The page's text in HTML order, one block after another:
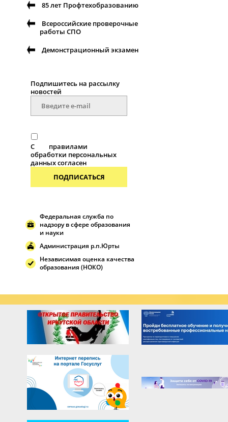
85 лет Профтехобразованию
Всероссийские проверочные
работы СПО
Демонстрационный экзамен
Подпишитесь на рассылку
новостей
С
правилами
обработки персональных
данных согласен
ПОДПИСАТЬСЯ
Федеральная служба по
надзору в сфере образования
и науки
Администрация р.п.Юрты
Независимая оценка качества
образования (НОКО)